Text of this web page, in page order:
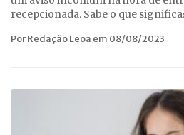
recepcionada. Sabe o que
Por Redação Leoa em 08/08/2023